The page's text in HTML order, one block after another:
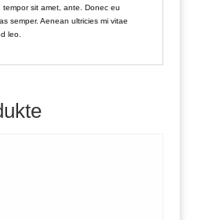
sit amet, ante. Donec eu
semper. Aenean ultricies mi vitae
leo.